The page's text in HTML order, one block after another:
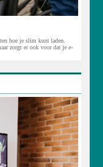
hoe je slim kunt laden.
zorgt er ook voor dat je e-